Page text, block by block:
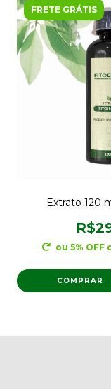
FRETE GRÁTIS
Extrato 120
ou 5% OFF
COMPRAR